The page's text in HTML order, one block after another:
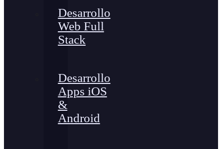
Desarrollo
Web Full
Stack
Desarrollo
Apps iOS
&
Android